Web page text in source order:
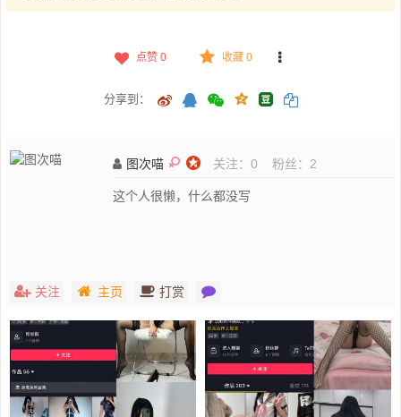
点赞 0 收藏 0
分享到：
图次喵 关注： 0 粉丝： 2
这个人很懒，什么都没写
关注 主页 打赏